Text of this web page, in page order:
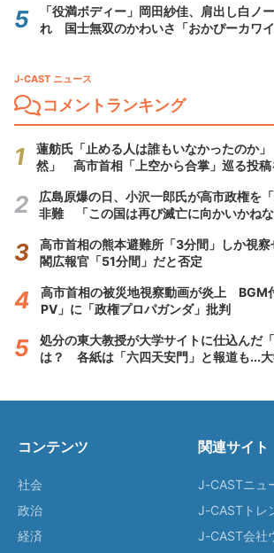
「役満ボディー」岡田紗佳、肩出し白ノ
れ 国士無双のかわいさ「おかぴーカワイ
J-CAST ニュース
コメントランキング
蓮舫氏「止める人は誰もいなかったのか
然」 高市首相「上空から合掌」巡る投稿
広島原爆の日、小沢一郎氏が高市政権を
非難 「この国は再び滅亡に向かいかねな
高市首相の熊本避難所「3分間」しか視
閣広報官「51分間」だと否定
高市首相の被災地視察動画が炎上 BGM
PV」に「政権プロパガンダ」批判
処分の東大教授が大学サイトに仕込んだ
は？ 各紙は「六四天安門」と報道も...
コンテンツ
社会
政治
経済
関連サイト
J-CASTニュ
J-CASTトレ
J-CAST会社